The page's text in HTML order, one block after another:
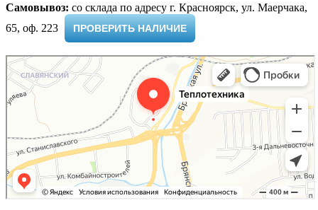
Самовывоз: cо склада по адресу г. Красноярск, ул. Маерчака,
65, оф. 223 ​
ПРОВЕРИТЬ НАЛИЧИЕ